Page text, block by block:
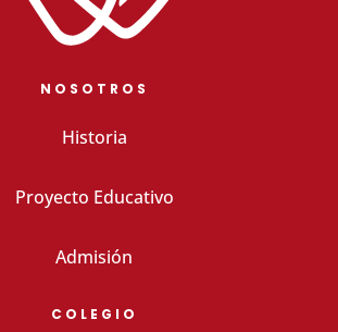
NOSOTROS
Historia
Proyecto Educativo
Admisión
COLEGIO